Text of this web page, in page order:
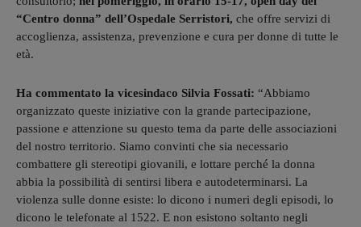
“Centro donna” dell’Ospedale Serristori, che offre servizi di
accoglienza, assistenza, prevenzione e cura per donne di tutte le
età.
Ha commentato la vicesindaco Silvia Fossati: “Abbiamo
organizzato queste iniziative con la grande partecipazione,
passione e attenzione su questo tema da parte delle associazioni
del nostro territorio. Siamo convinti che sia necessario
combattere gli stereotipi giovanili, e lottare perché la donna
abbia la possibilità di sentirsi libera e autodeterminarsi. La
violenza sulle donne esiste: lo dicono i numeri degli episodi, lo
dicono le telefonate al 1522. E non esistono soltanto negli